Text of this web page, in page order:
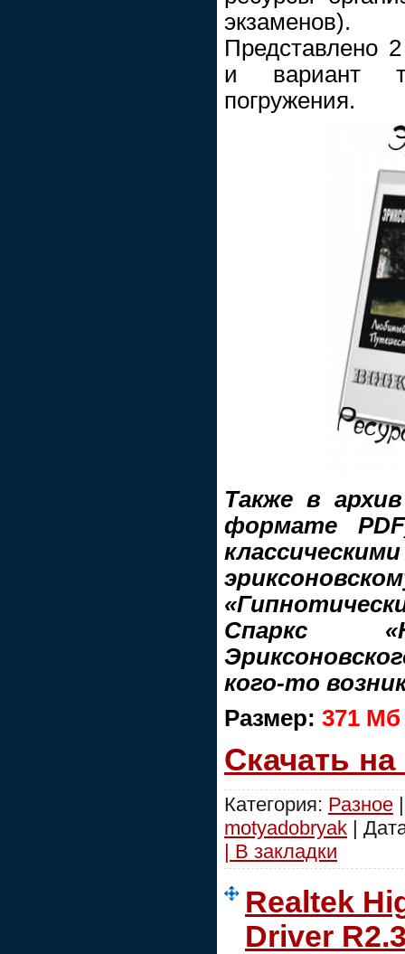
экзаменов).
Представлено
и вариант
погружения.
Также в
формате
Спаркс
кого-то
Размер: 371 Mб
Скачать
Категория: Разное
motyadobryak |
| В закладки
Realtek
Driver